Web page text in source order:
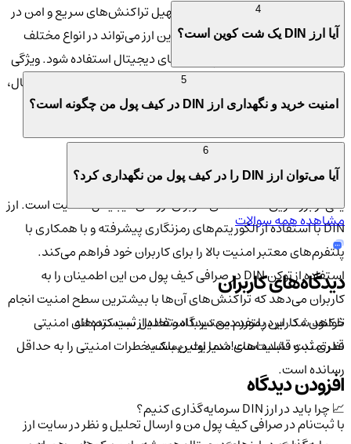
ارز دیجیتال DIN از ابتدا با هدف تسهیل تراکنش‌های سریع و امن در
دنیای دیجیتال به‌وجود آمده است. این ارز می‌تواند در انواع مختلف
پلتفرم‌های مالی، تجاری و پرداخت‌های دیجیتال استفاده شود. ویژگی
منحصر به فرد این ارز این است که برخلاف بسیاری از ارزهای دیجیتال،
از سرعت بالایی برای پردازش تراکنش‌ها برخوردار است که آن را به
🔒 امنیت و اعتماد در استفاده از DIN
یکی از بزرگترین دغدغه‌های کاربران ارزهای دیجیتال، امنیت است. ارز
DIN با استفاده از الگوریتم‌های رمزنگاری پیشرفته و با همکاری با
پلتفرم‌های معتبر امنیت بالا را برای کاربران خود فراهم می‌کند.
استفاده از توکن DIN در صرافی کیف پول من این اطمینان را به
کاربران می‌دهد که تراکنش‌های آن‌ها با بیشترین سطح امنیت انجام
خواهد شد. این پلتفرم معتبر با استفاده از سیستم‌های امنیتی
قدرتمند و قابلیت‌های مدیریت ریسک، خطرات امنیتی را به حداقل
رسانده است.
📈 چرا باید در ارز DIN سرمایه‌گذاری کنیم؟
آیا ارز DIN یک شت کوین است؟
امنیت خرید و نگهداری ارز DIN در کیف پول من چگونه است؟
آیا می‌توان ارز DIN را در کیف پول من نگهداری کرد؟
مشاهده همه سوالات
دیدگاه‌های کاربران
تا کنون 0 کاربر در مورد دیندیدگاه و تحلیل ثبت کرده اند
نظری ثبت نشده است!شما اولین باشید
افزودن دیدگاه
با ثبت‌نام در صرافی کیف پول من و ارسال تحلیل و نظر در سایت ارز